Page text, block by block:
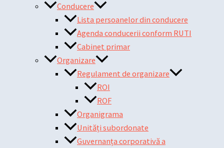
Conducere
Lista persoanelor din conducere
Agenda conducerii conform RUTI
Cabinet primar
Organizare
Regulament de organizare
ROI
ROF
Organigrama
Unități subordonate
Guvernanța corporativă a